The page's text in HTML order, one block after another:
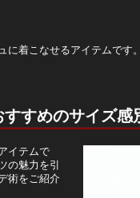
に着こなせるアイテムです
すすめのサイズ感
イテムで
の魅力を引
術をご紹介